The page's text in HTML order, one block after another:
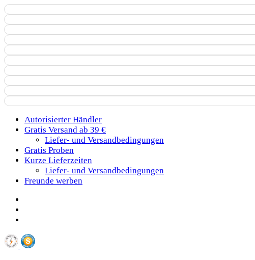
Autorisierter Händler
Gratis Versand ab 39 €
Liefer- und Versandbedingungen
Gratis Proben
Kurze Lieferzeiten
Liefer- und Versandbedingungen
Freunde werben